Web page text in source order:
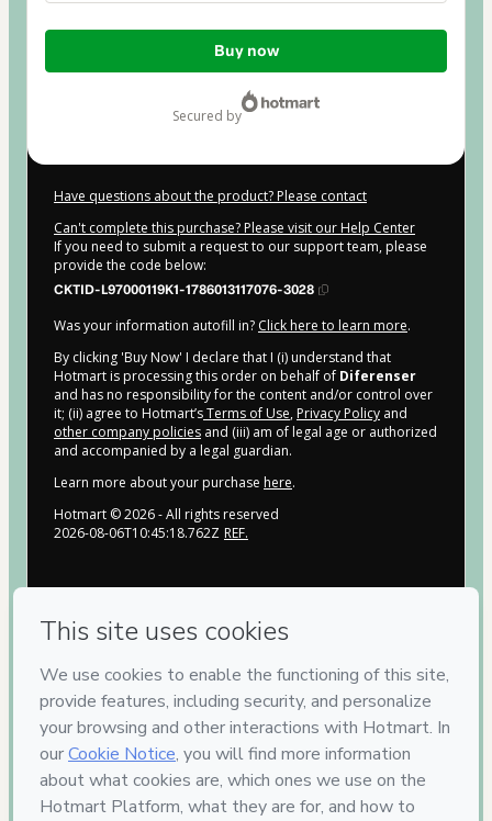
Total
Buy now
secured by
Have questions about the product? Please contact
Can't complete this purchase? Please visit our Help Center
If you need to submit a request to our support team, please
provide the code below:
CKTID-L97000119K1-1786013117076-3028
Was your information autofill in? Click here to learn more.
By clicking 'Buy Now' I declare that I (i) understand that
Hotmart is processing this order on behalf of Diferenser
and has no responsibility for the content and/or control over
it; (ii) agree to Hotmart’sTerms of Use, Privacy Policy and
other company policies and (iii) am of legal age or authorized
and accompanied by a legal guardian.
Learn more about your purchase here.
Hotmart ©2026- All rights reserved
2026-08-06T10:45:18.762Z REF.
Your information is 100% secure
Safe purchase
Secure and authenticated environment